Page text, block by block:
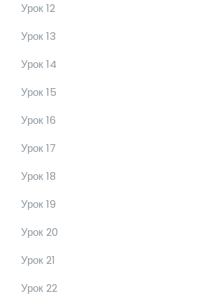
Урок 12
Урок 13
Урок 14
Урок 15
Урок 16
Урок 17
Урок 18
Урок 19
Урок 20
Урок 21
Урок 22